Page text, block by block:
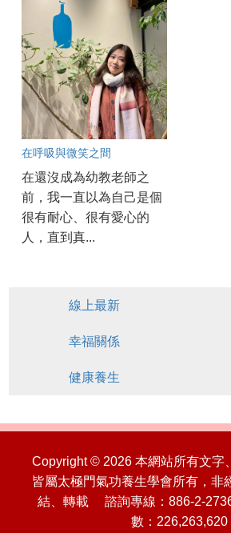
在呼吸與微笑之間
在還沒成為幼教老師之
前，我一直以為自己是個
很有耐心、很有愛心的
人，直到真...
線上最新
幸福關係
健康養生
Copyright © 2026 本網站所有文字
皆屬太極門氣功養生學會所有，非
結、轉載 諮詢專線：886-2-
數：226,263,620